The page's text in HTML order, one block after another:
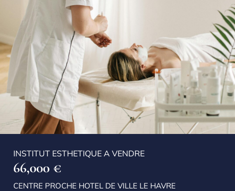
INSTITUT ESTHETIQUE A VENDRE
66,000 €
CENTRE PROCHE HOTEL DE VILLE LE HAVRE